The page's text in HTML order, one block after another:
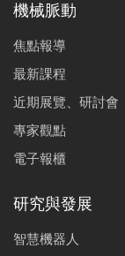
機械脈動
焦點報導
最新課程
近期展覽、研討會
專家觀點
電子報櫃
研究與發展
智慧機器人